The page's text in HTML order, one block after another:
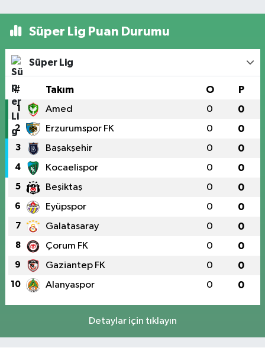
Süper Lig Puan Durumu
Süper Lig
# Takım O P
1 Amed 0 0
2 Erzurumspor FK 0 0
3 Başakşehir 0 0
4 Kocaelispor 0 0
5 Beşiktaş 0 0
6 Eyüpspor 0 0
7 Galatasaray 0 0
8 Çorum FK 0 0
9 Gaziantep FK 0 0
10 Alanyaspor 0 0
Detaylar için tıklayın